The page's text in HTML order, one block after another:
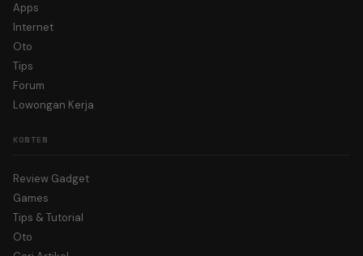
Apps
Internet
Oto
Tips
Forum
Lowongan Kerja
KONTEN
Review Gadget
Games
Tips & Tutorial
Oto